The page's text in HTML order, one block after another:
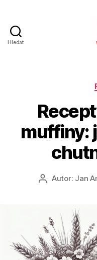
Hledat
muffiny:
AutorAutor: Jan